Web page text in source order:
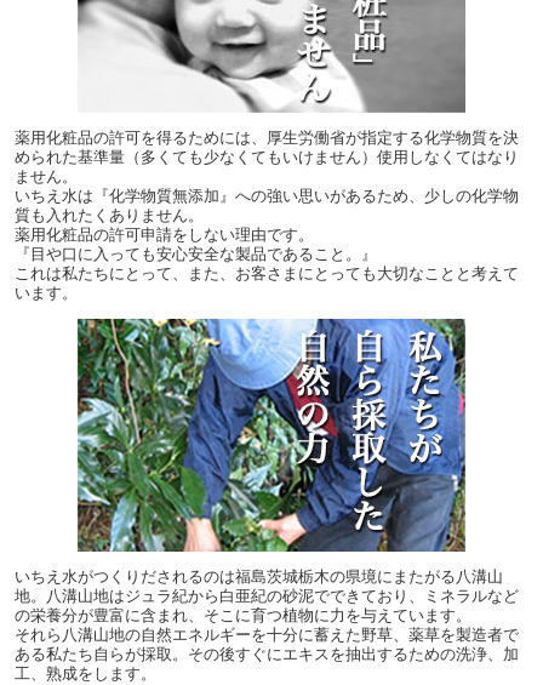
薬用化粧品の許可を得るためには、厚生労働省が指定する化学物質を決
められた基準量（多くても少なくてもいけません）使用しなくてはなり
ません。
いちえ水は『化学物質無添加』への強い思いがあるため、少しの化学物
質も入れたくありません。
薬用化粧品の許可申請をしない理由です。
『目や口に入っても安心安全な製品であること。』
これは私たちにとって、また、お客さまにとっても大切なことと考えて
います。
いちえ水がつくりだされるのは福島茨城栃木の県境にまたがる八溝山
地。八溝山地はジュラ紀から白亜紀の砂泥でできており、ミネラルなど
の栄養分が豊富に含まれ、そこに育つ植物に力を与えています。
それら八溝山地の自然エネルギーを十分に蓄えた野草、薬草を製造者で
ある私たち自らが採取。その後すぐにエキスを抽出するための洗浄、加
工、熟成をします。